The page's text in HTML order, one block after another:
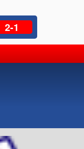
2-1